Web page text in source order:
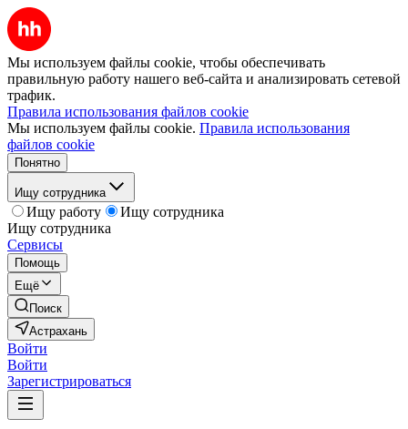
Мы используем файлы cookie, чтобы обеспечивать
правильную работу нашего веб-сайта и анализировать сетевой
трафик.
Правила использования файлов cookie
Мы используем файлы cookie. Правила использования
файлов cookie
Понятно
Ищу сотрудника
Ищу работу
Ищу сотрудника
Ищу сотрудника
Сервисы
Помощь
Ещё
Поиск
Астрахань
Войти
Войти
Зарегистрироваться